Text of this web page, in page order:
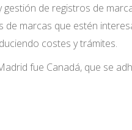
de registros de
marcas que estén
costes y trámites.
fue Canadá, que se